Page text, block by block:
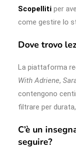
Scopelliti per
come gestire lo
Dove trovo
La piattaforma
With Adriene,
contengono
filtrare per
C’è un
seguire?